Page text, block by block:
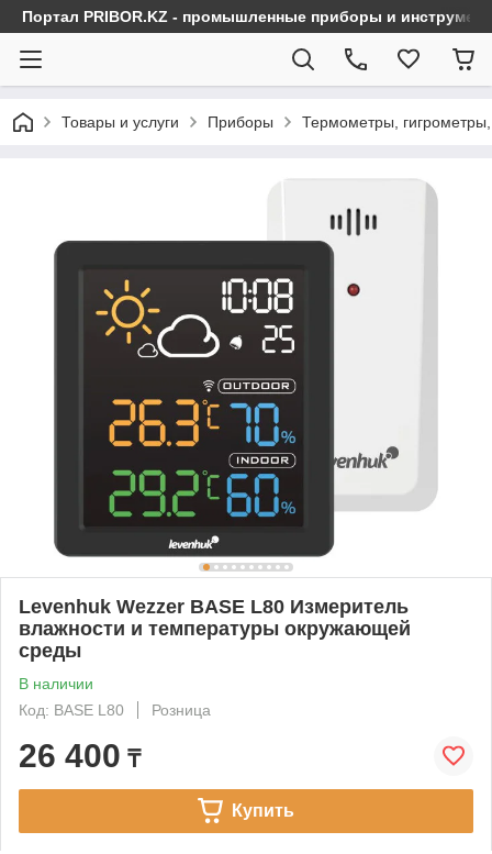
Портал PRIBOR.KZ - промышленные приборы и
Товары и услуги Приборы Термометры,
Levenhuk Wezzer BASE L80 Измеритель
влажности и температуры окружающей
среды
В наличии
Код: BASE L80
Розница
26 400 ₸
Купить